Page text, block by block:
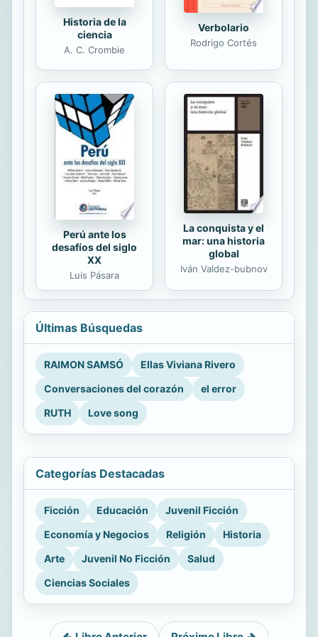
Historia de la
ciencia
A. C. Crombie
Verbolario
Rodrigo Cortés
Perú ante los
desafíos del siglo
XX
Luis Pásara
La conquista y el
mar: una historia
global
Iván Valdez-bubnov
Últimas Búsquedas
RAIMON SAMSÓ
Ellas Viviana Rivero
Conversaciones del corazón
el error
RUTH
Love song
Categorías Destacadas
Ficción Educación
Juvenil Ficción
Economía y Negocios
Religión
Historia
Arte
Juvenil No Ficción
Salud
Ciencias Sociales